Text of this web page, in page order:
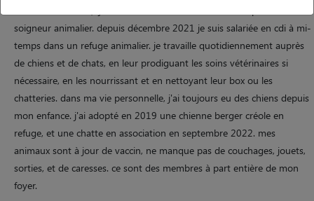
soigneur animalier. depuis décembre 2021 je suis salariée en cdi à mi-
temps dans un refuge animalier. je travaille quotidiennement auprès
de chiens et de chats, en leur prodiguant les soins vétérinaires si
nécessaire, en les nourrissant et en nettoyant leur box ou les
chatteries. dans ma vie personnelle, j'ai toujours eu des chiens depuis
mon enfance. j'ai adopté en 2019 une chienne berger créole en
refuge, et une chatte en association en septembre 2022. mes
animaux sont à jour de vaccin, ne manque pas de couchages, jouets,
sorties, et de caresses. ce sont des membres à part entière de mon
foyer.